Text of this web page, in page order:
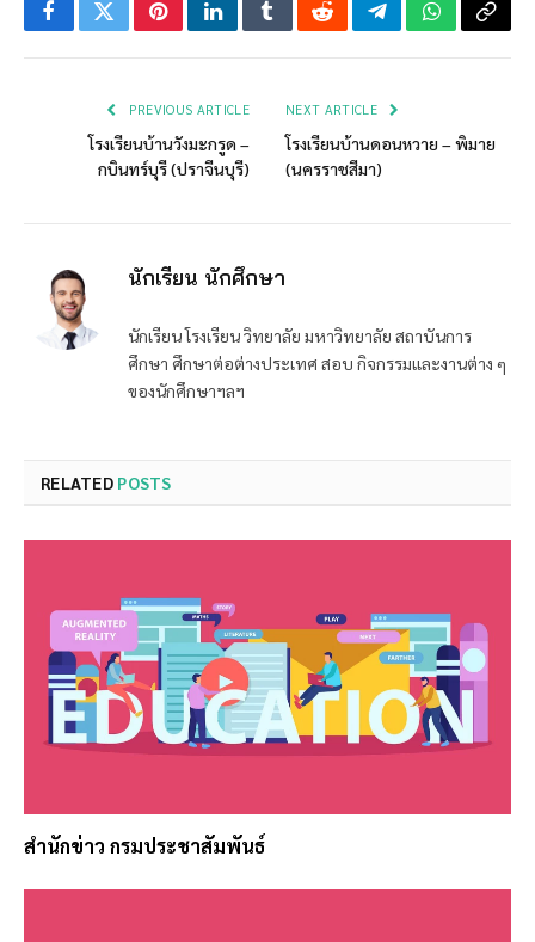
FacebookTwitterPinterestLinkedInTumblrRedditTelegramWhatsApp
Copy
PREVIOUS ARTICLE
โรงเรียนบ้านวังมะกรูด –
กบินทร์บุรี (ปราจีนบุรี)
NEXT ARTICLE
โรงเรียนบ้านดอนหวาย – พิมาย
(นครราชสีมา)
นักเรียน นักศึกษา
นักเรียน โรงเรียน วิทยาลัย มหาวิทยาลัย สถาบันการ
ศึกษา ศึกษาต่อต่างประเทศ สอบ กิจกรรมและงานต่าง ๆ
ของนักศึกษาฯลฯ
RELATED POSTS
สำนักข่าว กรมประชาสัมพันธ์